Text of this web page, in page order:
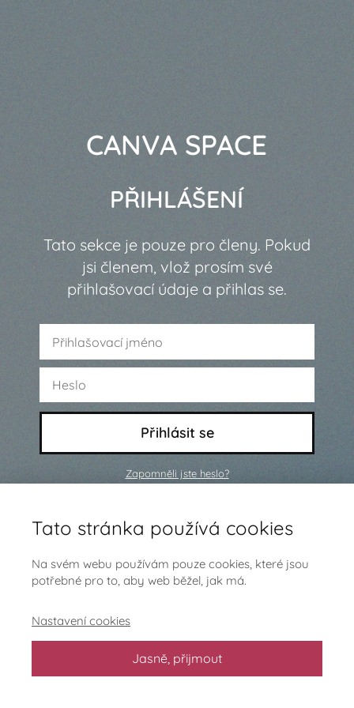
CANVA SPACE
PŘIHLÁŠENÍ
Tato sekce je pouze pro členy. Pokud
jsi členem, vlož prosím své
přihlašovací údaje a přihlas se.
Přihlásit se
Zapomněli jste heslo?
Ještě nejsi členem a chceš se
přidat?
Tato stránka používá cookies
Na svém webu používám pouze cookies, které jsou
potřebné pro to, aby web běžel, jak má.
Nastavení cookies
Jasně, přijmout